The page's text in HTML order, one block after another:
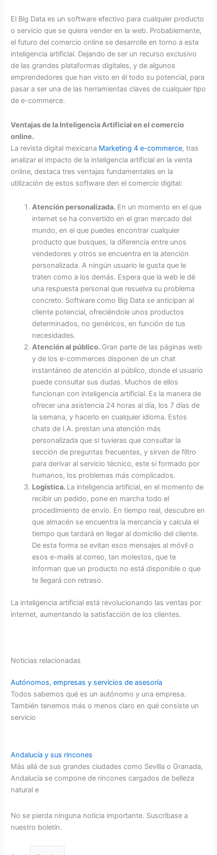
El Big Data es un software efectivo para cualquier producto
o servicio que se quiera vender en la web. Probablemente,
el futuro del comercio online se desarrolle en torno a esta
inteligencia artificial. Dejando de ser un recurso exclusivo
de las grandes plataformas digitales, y de algunos
emprendedores que han visto en él todo su potencial, para
pasar a ser una de las herramientas claves de cualquier tipo
de e-commerce.
Ventajas de la Inteligencia Artificial en el comercio
online.
La revista digital mexicana Marketing 4 e-commerce, tras
analizar el impacto de la inteligencia artificial en la venta
online, destaca tres ventajas fundamentales en la
utilización de estos software den el comercio digital:
Atención personalizada. En un momento en el que
internet se ha convertido en el gran mercado del
mundo, en el que puedes encontrar cualquier
producto que busques, la diferencia entre unos
vendedores y otros se encuentra en la atención
personalizada. A ningún usuario le gusta que le
traten como a los demás. Espera que la web le dé
una respuesta personal que resuelva su problema
concreto. Software como Big Data se anticipan al
cliente potencial, ofreciéndole unos productos
determinados, no genéricos, en función de tus
necesidades.
Atención al público. Gran parte de las páginas web
y de los e-commerces disponen de un chat
instantáneo de atención al público, donde el usuario
puede consultar sus dudas. Muchos de ellos
funcionan con inteligencia artificial. Es la manera de
ofrecer una asistencia 24 horas al día, los 7 días de
la semana, y hacerlo en cualquier idioma. Estos
chats de I.A. prestan una atención más
personalizada que si tuvieras que consultar la
sección de preguntas frecuentes, y sirven de filtro
para derivar al servicio técnico, este sí formado por
humanos, los problemas más complicados.
Logística. La inteligencia artificial, en el momento de
recibir un pedido, pone en marcha todo el
procedimiento de envío. En tiempo real, descubre en
que almacén se encuentra la mercancía y calcula el
tiempo que tardará en llegar al domicilio del cliente.
De esta forma se evitan esos mensajes al móvil o
esos e-mails al correo, tan molestos, que te
informan que un producto no está disponible o que
te llegará con retraso.
La inteligencia artificial está revolucionando las ventas por
internet, aumentando la satisfacción de los clientes.
Noticias relacionadas
Autónomos, empresas y servicios de asesoría
Todos sabemos qué es un autónomo y una empresa.
También tenemos más o menos claro en qué consiste un
servicio
Andalucía y sus rincones
Más allá de sus grandes ciudades como Sevilla o Granada,
Andalucía se compone de rincones cargados de belleza
natural e
No se pierda ninguna noticia importante. Suscríbase a
nuestro boletín.